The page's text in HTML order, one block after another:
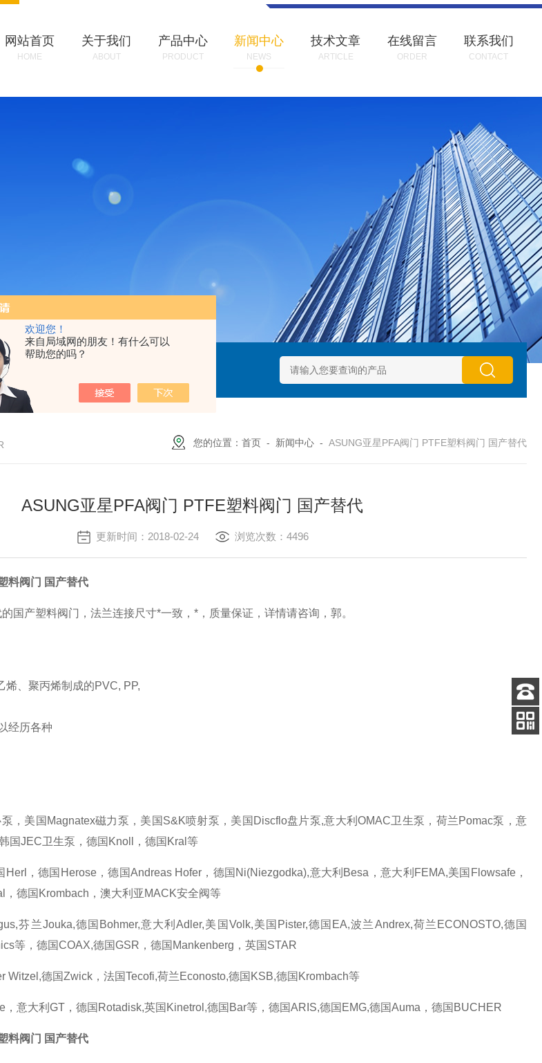
欢迎您！
来自局域网的朋友！有什么可以
帮助您的吗？
网站首页
HOME
关于我们
ABOUT
产品中心
PRODUCT
新闻中心
NEWS
技术文章
ARTICLE
在线留言
ORDER
联系我们
CONTACT
DA NP22A F07/10 意大利GT 意大利GT气动执行器型号GTXB 127_GTXB 160 意大利GT气动执行器
您的位置： 首页 - 新闻中心 - ASUNG亚星PFA阀门 PTFE塑料阀门 国产替代
ASUNG亚星PFA阀门 PTFE塑料阀门 国产替代
更新时间：2018-02-24 浏览次数：4496
料阀门 国产替代
国产塑料阀门，法兰连接尺寸*一致，*，质量保证，详情请咨询，郭。
烯、聚丙烯制成的PVC, PP,
经历各种
，美国Magnatex磁力泵，美国S&K喷射泵，美国Discflo盘片泵,意大利OMAC卫生泵，荷兰Pomac泵，意
国JEC卫生泵，德国Knoll，德国Kral等
，德国Herose，德国Andreas Hofer，德国Ni(Niezgodka),意大利Besa，意大利FEMA,美国Flowsafe，
，德国Krombach，澳大利亚MACK安全阀等
芬兰Jouka,德国Bohmer,意大利Adler,美国Volk,美国Pister,德国EA,波兰Andrex,荷兰ECONOSTO,德国
等，德国COAX,德国GSR，德国Mankenberg，英国STAR
Witzel,德国Zwick，法国Tecofi,荷兰Econosto,德国KSB,德国Krombach等
，意大利GT，德国Rotadisk,英国Kinetrol,德国Bar等，德国ARIS,德国EMG,德国Auma，德国BUCHER
料阀门 国产替代
客服
电话